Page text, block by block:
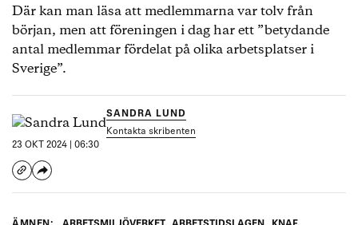
Där kan man läsa att medlemmarna var tolv från
början, men att föreningen i dag har ett ”betydande
antal medlemmar fördelat på olika arbetsplatser i
Sverige”.
SANDRA LUND
Kontakta skribenten
23 OKT 2024 | 06:30